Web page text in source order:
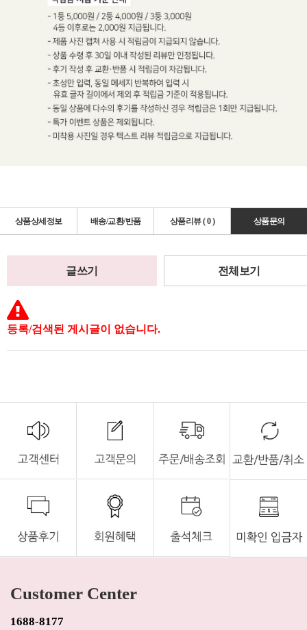
상품상세정보 배송/교환/반품 상품리뷰 (0) 상품문의
글쓰기 전체보기
등록/검색된 게시글이 없습니다.
Customer Center
1688-8177